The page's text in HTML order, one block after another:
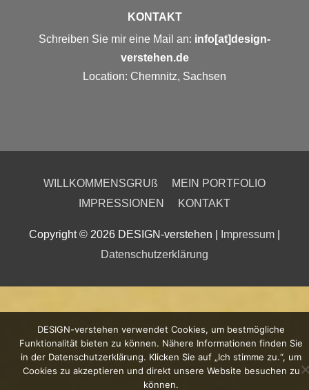
KONTAKT
Schreiben Sie mir eine Mail an: info[at]design-
verstehen.de
Location: Chemnitz, Sachsen
WILLKOMMENSGRUß
MEIN PORTFOLIO
IMPRESSIONEN
KONTAKT
Copyright © 2026 DESIGN-verstehen Impressum
Datenschutzerklärung
DESIGN-verstehen verwendet Cookies, um bestmögliche
Funktionalität bieten zu können. Nähere Informationen finden Sie
in der Datenschutzerklärung. Klicken Sie auf „Ich stimme zu.“, um
Cookies zu akzeptieren und direkt unsere Website besuchen zu
können.